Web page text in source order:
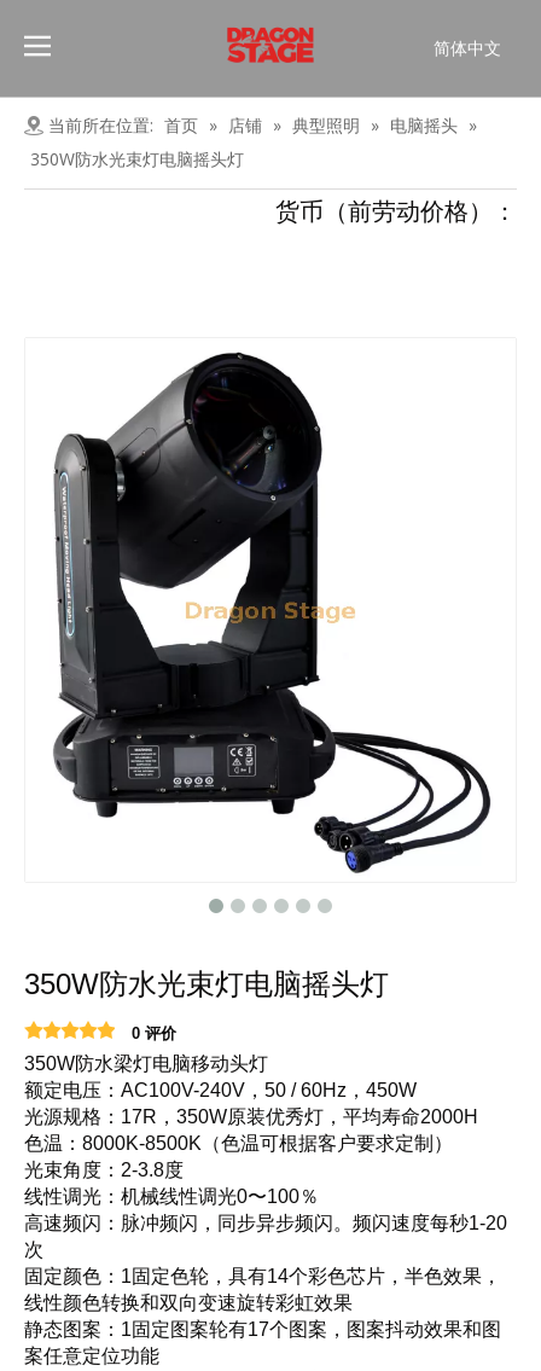
简体中文
Pусский
Français
العربية
当前所在位置: 首页 » 店铺 » 典型照明 » 电脑摇头 »
350W防水光束灯电脑摇头灯
货币（前劳动价格）：
350W防水光束灯电脑摇头灯
0 评价
350W防水梁灯电脑移动头灯
额定电压：AC100V-240V，50 / 60Hz，450W
光源规格：17R，350W原装优秀灯，平均寿命2000H
色温：8000K-8500K（色温可根据客户要求定制）
光束角度：2-3.8度
线性调光：机械线性调光0〜100％
高速频闪：脉冲频闪，同步异步频闪。频闪速度每秒1-20
次
固定颜色：1固定色轮，具有14个彩色芯片，半色效果，
线性颜色转换和双向变速旋转彩虹效果
静态图案：1固定图案轮有17个图案，图案抖动效果和图
案任意定位功能